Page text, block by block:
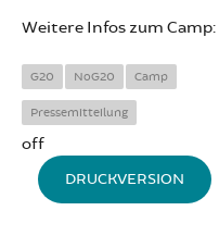
Weitere Infos zum Camp:
G20 NoG20 Camp
Pressemitteilung
off
DRUCKVERSION